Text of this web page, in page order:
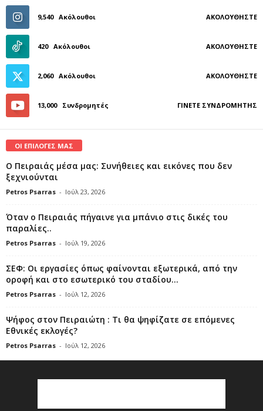
9,540 Ακόλουθοι ΑΚΟΛΟΥΘΉΣΤΕ
420 Ακόλουθοι ΑΚΟΛΟΥΘΉΣΤΕ
2,060 Ακόλουθοι ΑΚΟΛΟΥΘΉΣΤΕ
13,000 Συνδρομητές ΓΊΝΕΤΕ ΣΥΝΔΡΟΜΗΤΉΣ
ΟΙ ΕΠΙΛΟΓΕΣ ΜΑΣ
Ο Πειραιάς μέσα μας: Συνήθειες και εικόνες που δεν
ξεχνιούνται
Petros Psarras - Ιούλ 23, 2026
Όταν ο Πειραιάς πήγαινε για μπάνιο στις δικές του
παραλίες..
Petros Psarras - Ιούλ 19, 2026
ΣΕΦ: Οι εργασίες όπως φαίνονται εξωτερικά, από την
οροφή και στο εσωτερικό του σταδίου...
Petros Psarras - Ιούλ 12, 2026
Ψήφος στον Πειραιώτη : Τι θα ψηφίζατε σε επόμενες
Εθνικές εκλογές?
Petros Psarras - Ιούλ 12, 2026